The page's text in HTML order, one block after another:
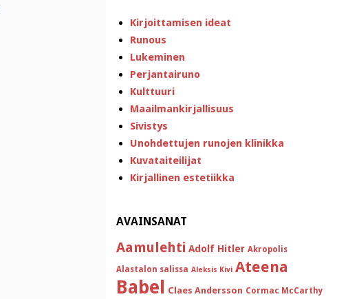
Kirjoittamisen ideat
Runous
Lukeminen
Perjantairuno
Kulttuuri
Maailmankirjallisuus
Sivistys
Unohdettujen runojen klinikka
Kuvataiteilijat
Kirjallinen estetiikka
AVAINSANAT
Aamulehti Adolf Hitler Akropolis
Alastalon salissa Aleksis Kivi Ateena
Babel Claes Andersson Cormac McCarthy